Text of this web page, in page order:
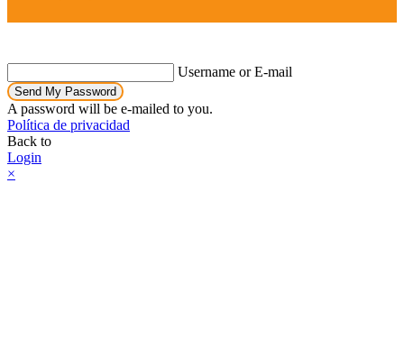
Username or E-mail
Send My Password
A password will be e-mailed to you.
Política de privacidad
Back to
Login
×